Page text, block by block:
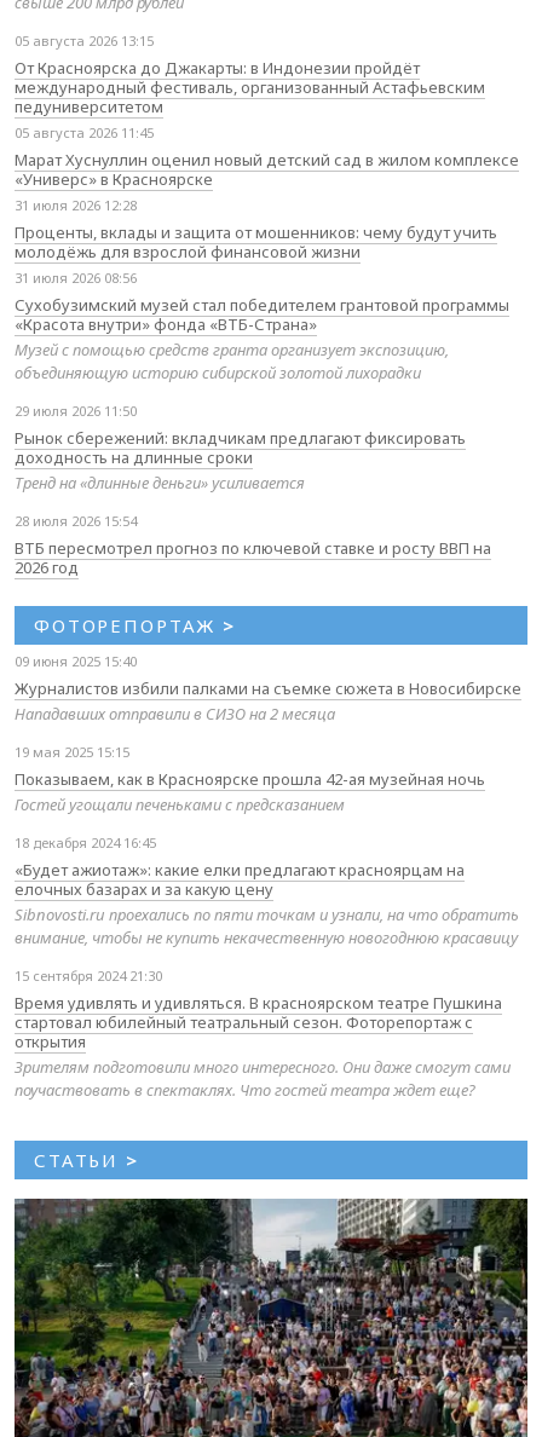
05 августа 2026 13:15
От Красноярска до Джакарты: в Индонезии пройдёт
международный фестиваль, организованный Астафьевским
педуниверситетом
05 августа 2026 11:45
Марат Хуснуллин оценил новый детский сад в жилом комплексе
«Универс» в Красноярске
31 июля 2026 12:28
Проценты, вклады и защита от мошенников: чему будут учить
молодёжь для взрослой финансовой жизни
31 июля 2026 08:56
Сухобузимский музей стал победителем грантовой программы
«Красота внутри» фонда «ВТБ-Страна»
Музей с помощью средств гранта организует экспозицию,
объединяющую историю сибирской золотой лихорадки
29 июля 2026 11:50
Рынок сбережений: вкладчикам предлагают фиксировать
доходность на длинные сроки
Тренд на «длинные деньги» усиливается
28 июля 2026 15:54
ВТБ пересмотрел прогноз по ключевой ставке и росту ВВП на
2026 год
ФОТОРЕПОРТАЖ >
09 июня 2025 15:40
Журналистов избили палками на съемке сюжета в Новосибирске
Нападавших отправили в СИЗО на 2 месяца
19 мая 2025 15:15
Показываем, как в Красноярске прошла 42-ая музейная ночь
Гостей угощали печеньками с предсказанием
18 декабря 2024 16:45
«Будет ажиотаж»: какие елки предлагают красноярцам на
елочных базарах и за какую цену
Sibnovosti.ru проехались по пяти точкам и узнали, на что обратить
внимание, чтобы не купить некачественную новогоднюю красавицу
15 сентября 2024 21:30
Время удивлять и удивляться. В красноярском театре Пушкина
стартовал юбилейный театральный сезон. Фоторепортаж с
открытия
Зрителям подготовили много интересного. Они даже смогут сами
поучаствовать в спектаклях. Что гостей театра ждет еще?
СТАТЬИ >